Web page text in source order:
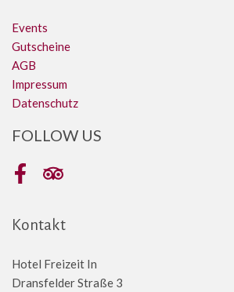
Events
Gutscheine
AGB
Impressum
Datenschutz
FOLLOW US
FacebookTripadvisor
Kontakt
Hotel Freizeit In
Dransfelder Straße 3